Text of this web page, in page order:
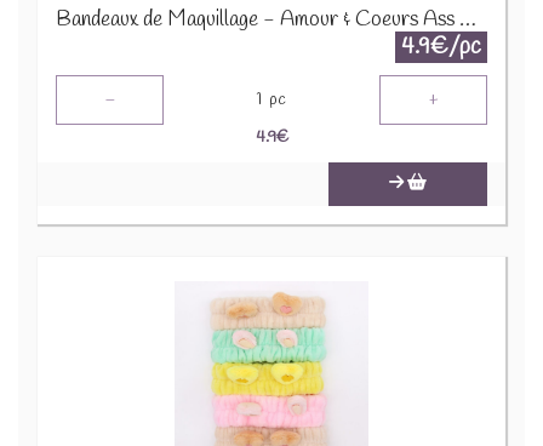
Bandeaux de Maquillage - Amour & Coeurs Ass CMH-02
4.9€/pc
- 1 pc +
4.9€